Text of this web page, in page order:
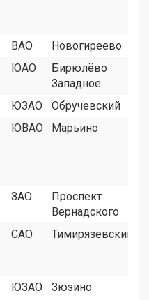
ВАО
Новогиреево
ЮАО
Бирюлёво
Западное
ЮЗАО
Обручевский
ЮВАО Марьино
ЗАО
Проспект
Вернадского
САО Тимирязевский
ЮЗАО Зюзино